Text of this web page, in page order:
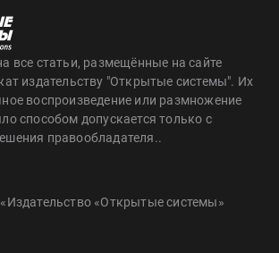
все статьи, размещённые на сайте
издательству "Открытые системы". Их
воспроизведение или размножение
способом допускается только с
правообладателя..
«Открытые системы»